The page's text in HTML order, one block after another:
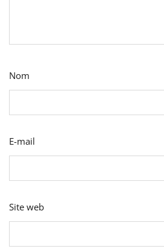
Nom
E-mail
Site web